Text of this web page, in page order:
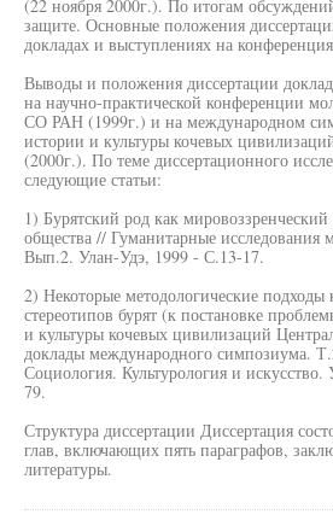
(22 ноября 2000г.). По итогам
защите. Основные положения
докладах и выступлениях на
Выводы и положения диссертации
на научно-практической конференции
СО РАН (1999г.) и на международном
истории и культуры кочевых
(2000г.). По теме диссертационного
следующие статьи:
1) Бурятский род как
общества // Гуманитарные исследования
Вып.2. Улан-Удэ, 1999 - С.13-17.
2) Некоторые методологические
стереотипов бурят (к постановке
и культуры кочевых цивилизаций
доклады международного симпозиума.
Социология. Культурология и
79.
Структура диссертации Диссертация
глав, включающих пять параграфов,
литературы.